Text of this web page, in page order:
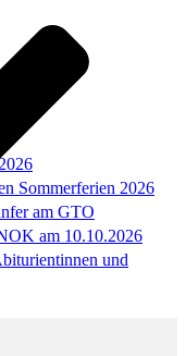
Sommerferien 2026
am GTO
am 10.10.2026
und